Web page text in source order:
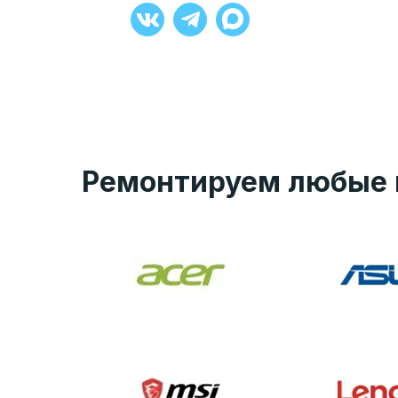
+7 (929) 008-27-90
Ремонтируем любые